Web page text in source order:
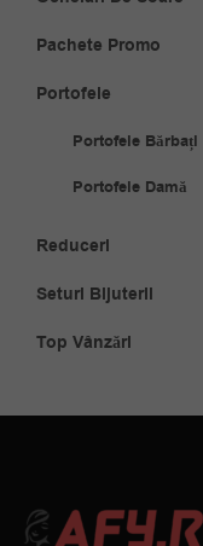
Pachete Promo
Portofele
Portofele Bărbați
Portofele Damă
Reduceri
Seturi Bijuterii
Top Vânzări